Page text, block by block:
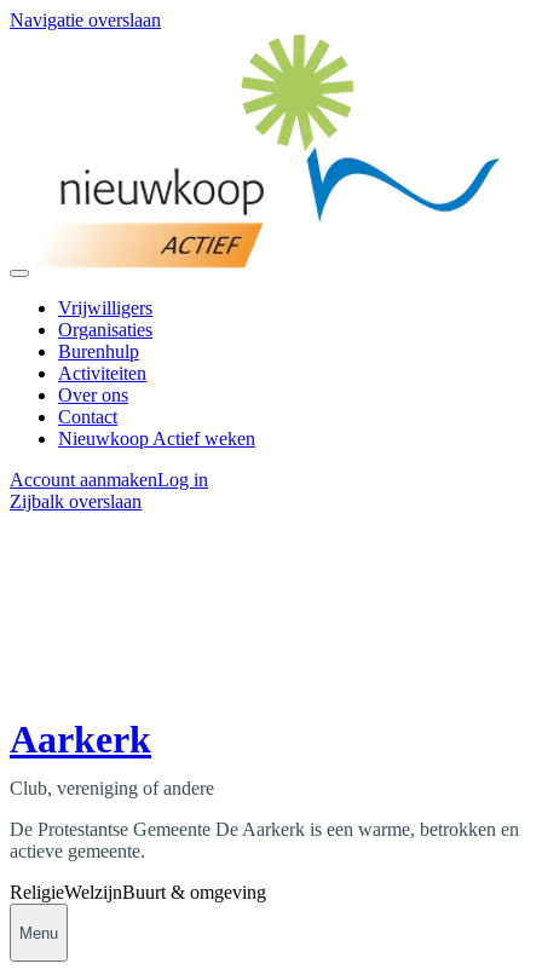
Navigatie overslaan
Vrijwilligers
Organisaties
Burenhulp
Activiteiten
Over ons
Contact
Nieuwkoop Actief weken
Account aanmakenLog in
Zijbalk overslaan
Aarkerk
Club, vereniging of andere
De Protestantse Gemeente De Aarkerk is een warme, betrokken en
actieve gemeente.
ReligieWelzijnBuurt & omgeving
Menu